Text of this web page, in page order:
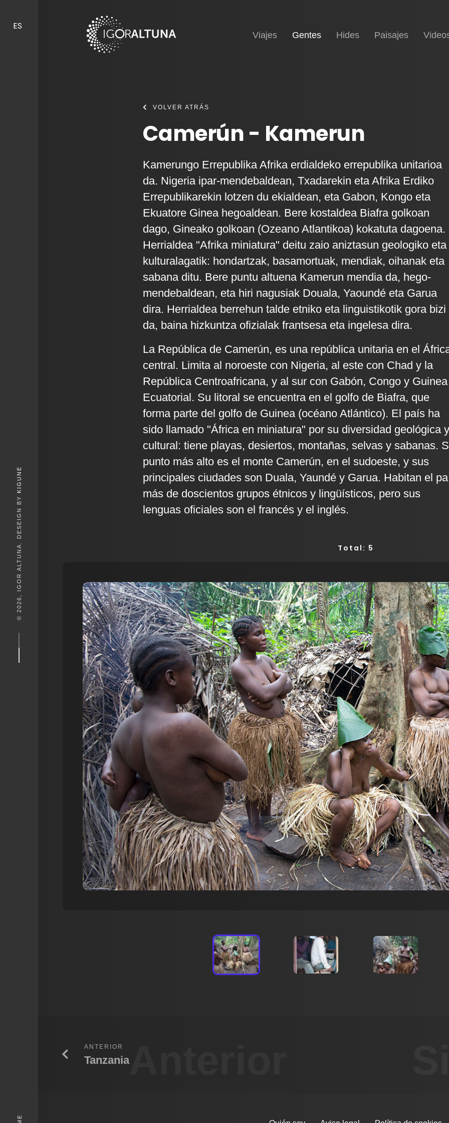
ES
© 2026, IGOR ALTUNA. DESEIGN BY
KIGUNE
Inicio
Viajes Gentes(current)
Hides Paisajes
VOLVER ATRÁS
Camerún - Kamerun
Kamerungo Errepublika Afrika erdialdeko errepublika unitarioa
da. Nigeria ipar-mendebaldean, Txadarekin eta Afrika Erdiko
Errepublikarekin lotzen du ekialdean, eta Gabon, Kongo eta
Ekuatore Ginea hegoaldean. Bere kostaldea Biafra golkoan
dago, Gineako golkoan (Ozeano Atlantikoa) kokatuta dagoena.
Herrialdea "Afrika miniatura" deitu zaio aniztasun geologiko eta
kulturalagatik: hondartzak, basamortuak, mendiak, oihanak eta
sabana ditu. Bere puntu altuena Kamerun mendia da, hego-
mendebaldean, eta hiri nagusiak Douala, Yaoundé eta Garua
dira. Herrialdea berrehun talde etniko eta linguistikotik gora bizi
da, baina hizkuntza ofizialak frantsesa eta ingelesa dira.
La República de Camerún, es una república unitaria en el
central. Limita al noroeste con Nigeria, al este con Chad y la
República Centroafricana, y al sur con Gabón, Congo y Guinea
Ecuatorial. Su litoral se encuentra en el golfo de Biafra, que
forma parte del golfo de Guinea (océano Atlántico). El país ha
sido llamado "África en miniatura" por su diversidad geológica y
cultural: tiene playas, desiertos, montañas, selvas y sabanas.
punto más alto es el monte Camerún, en el sudoeste, y sus
principales ciudades son Duala, Yaundé y Garua. Habitan el
más de doscientos grupos étnicos y lingüísticos, pero sus
lenguas oficiales son el francés y el inglés.
Total: 5
Anterior
ANTERIOR
Tanzania